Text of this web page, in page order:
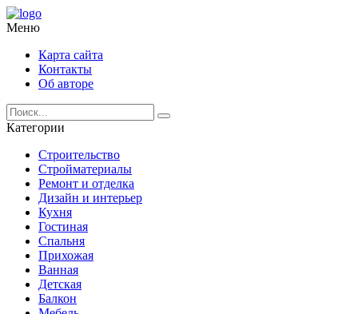
Меню
Карта сайта
Контакты
Об авторе
Категории
Строительство
Стройматериалы
Ремонт и отделка
Дизайн и интерьер
Кухня
Гостиная
Спальня
Прихожая
Ванная
Детская
Балкон